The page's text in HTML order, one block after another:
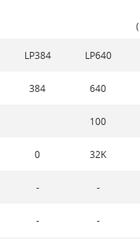
LP384 LP640
384 640
100
0 32K
- -
- -